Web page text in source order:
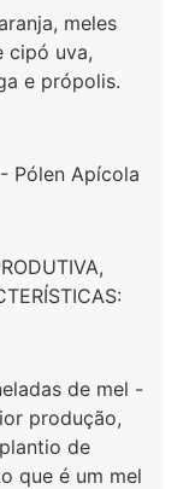
meles
cipó uva,
e própolis.
Pólen Apícola
de mel -
produção,
de
que é um mel